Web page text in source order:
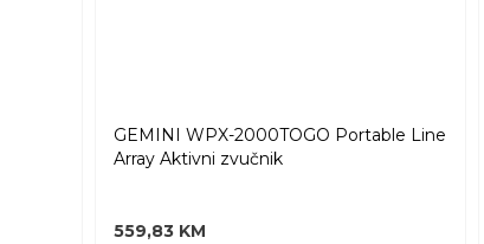
GEMINI WPX-2000TOGO Portable Line
Array Aktivni zvučnik
559,83 KM